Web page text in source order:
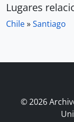
Lugares
Chile»Santiago
© 2026